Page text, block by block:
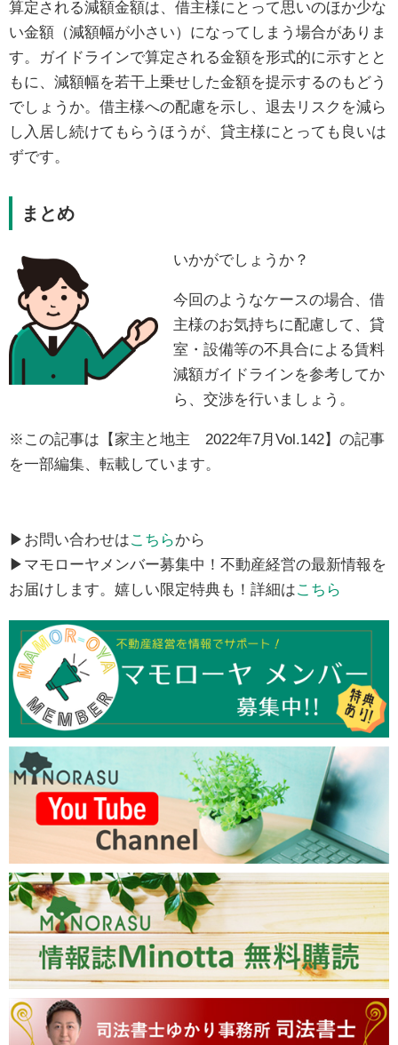
算定される減額金額は、借主様にとって思いのほか少な
い金額（減額幅が小さい）になってしまう場合がありま
す。ガイドラインで算定される金額を形式的に示すとと
もに、減額幅を若干上乗せした金額を提示するのもどう
でしょうか。借主様への配慮を示し、退去リスクを減ら
し入居し続けてもらうほうが、貸主様にとっても良いは
ずです。
まとめ
いかがでしょうか？
今回のようなケースの場合、借
主様のお気持ちに配慮して、貸
室・設備等の不具合による賃料
減額ガイドラインを参考してか
ら、交渉を行いましょう。
※この記事は【家主と地主 2022年7月Vol.142】の記事
を一部編集、転載しています。
▶お問い合わせはこちらから
▶マモローヤメンバー募集中！不動産経営の最新情報を
お届けします。嬉しい限定特典も！詳細はこちら